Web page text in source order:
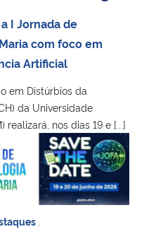
I Jornada de
com foco em
Artificial
em Distúrbios da
da Universidade
realizará, nos dias 19 e [...]